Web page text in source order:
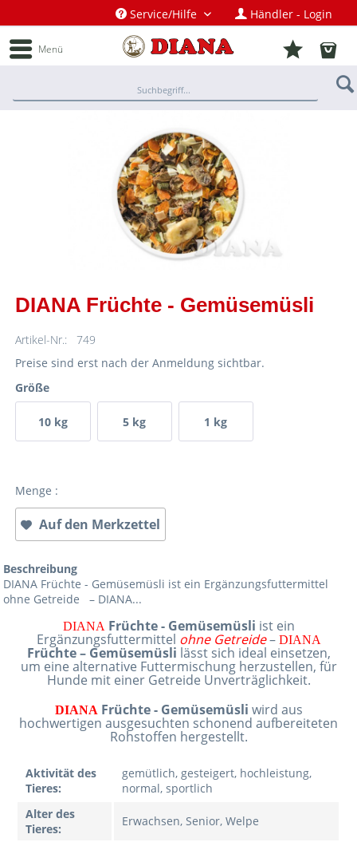
Service/Hilfe Händler - Login
Menü
DIANA Früchte - Gemüsemüsli
Artikel-Nr.:
749
Preise sind erst nach der Anmeldung sichtbar.
Größe
10 kg 5 kg 1 kg
Menge :
Auf den Merkzettel
Beschreibung
DIANA Früchte - Gemüsemüsli ist ein Ergänzungsfuttermittel
ohne Getreide – DIANA...
DIANA Früchte - Gemüsemüsli ist ein
Ergänzungsfuttermittel ohne Getreide – DIANA
Früchte – Gemüsemüsli lässt sich ideal einsetzen,
um eine alternative Futtermischung herzustellen, für
Hunde mit einer Getreide Unverträglichkeit.
DIANAFrüchte - Gemüsemüsli wird aus
hochwertigen ausgesuchten schonend aufbereiteten
Rohstoffen hergestellt.
Aktivität des
Tieres:
gemütlich, gesteigert, hochleistung,
normal, sportlich
Alter des
Tieres:
Erwachsen, Senior, Welpe